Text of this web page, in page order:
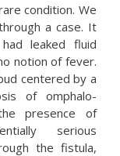
condition. We
a case. It
leaked fluid
notion of fever.
centered by a
of omphalo-
presence of
serious
the fistula,